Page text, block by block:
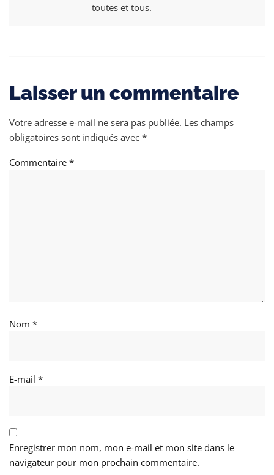
toutes et tous.
Laisser un commentaire
Votre adresse e-mail ne sera pas publiée. Les champs
obligatoires sont indiqués avec *
Commentaire *
Nom *
E-mail *
Enregistrer mon nom, mon e-mail et mon site dans le
navigateur pour mon prochain commentaire.